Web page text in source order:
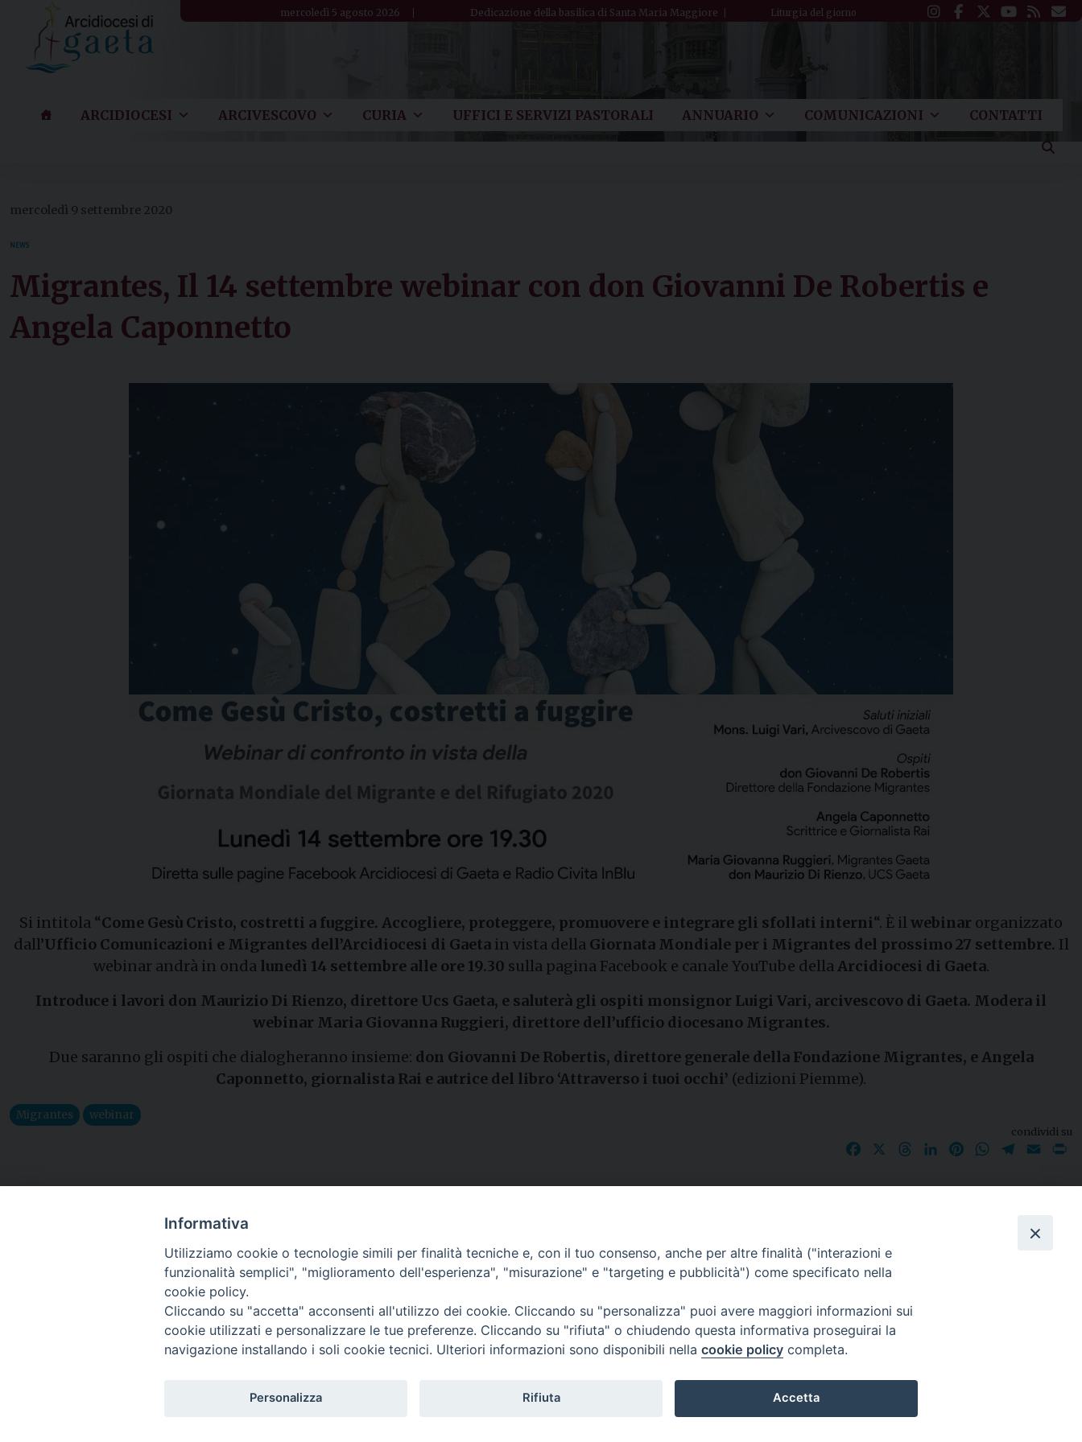
content
mercoledì 5 agosto 2026 Dedicazione della basilica di Santa Maria Maggiore Liturgia del giorno
ARCIDIOCESI ARCIVESCOVO CURIA UFFICI E SERVIZI PASTORALI ANNUARIO COMUNICAZIONI CONTATTI
mercoledì 9 settembre 2020
NEWS
Migrantes, Il 14 settembre webinar con don Giovanni De Robertis e
Angela Caponnetto
Si intitola “Come Gesù Cristo, costretti a fuggire. Accogliere, proteggere, promuovere e integrare gli sfollati interni“. È il webinar organizzato
dall’Ufficio Comunicazioni e Migrantes dell’Arcidiocesi di Gaetain vista della Giornata Mondiale per i Migrantes del prossimo 27 settembre. Il
webinar andrà in onda lunedì 14 settembre alle ore 19.30 sulla pagina Facebook e canale YouTube della Arcidiocesi di Gaeta.
Introduce i lavori don Maurizio Di Rienzo, direttore Ucs Gaeta, e saluterà gli ospiti monsignor Luigi Vari, arcivescovo di Gaeta. Modera il
webinar Maria Giovanna Ruggieri, direttore dell’ufficio diocesano Migrantes.
Due saranno gli ospiti che dialogheranno insieme: don Giovanni De Robertis, direttore generale della Fondazione Migrantes, e Angela
Caponnetto, giornalista Rai e autrice del libro ‘Attraverso i tuoi occhi’ (edizioni Piemme).
Migrantes webinar
condividi su
Facebook ThreadsLinkedInPinterestWhatsApp
Telegram
Email
Codice fiscale 90005510590 - Iscrizione R.P.G. 04.12.1987 n. 88
Contatti
Curia
Palazzo De Vio
Tel. 0771.464088
I nostri social
Informativa
Utilizziamo cookie o tecnologie simili per finalità tecniche e, con il tuo consenso, anche per altre finalità ("interazioni e
funzionalità semplici", "miglioramento dell'esperienza", "misurazione" e "targeting e pubblicità") come specificato nella
cookie policy.
Cliccando su "accetta" acconsenti all'utilizzo dei cookie. Cliccando su "personalizza" puoi avere maggiori informazioni sui
cookie utilizzati e personalizzare le tue preferenze. Cliccando su "rifiuta" o chiudendo questa informativa proseguirai la
navigazione installando i soli cookie tecnici. Ulteriori informazioni sono disponibili nella cookie policy completa.
Personalizza Rifiuta Accetta